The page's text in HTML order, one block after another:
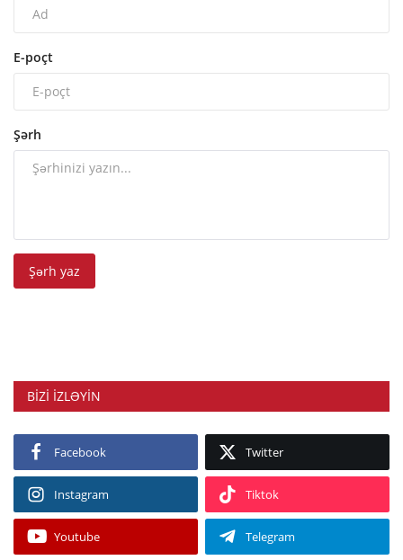
E-poçt
Şərh
Şərh yaz
BIZI IZLƏYIN
Facebook Twitter
Instagram Tiktok
Youtube Telegram